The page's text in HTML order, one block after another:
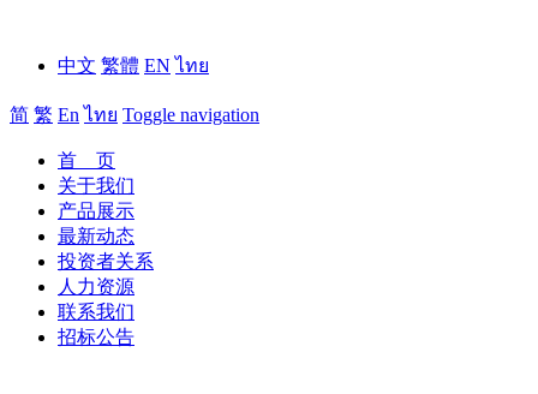
中文 繁體 EN ไทย
简 繁 En ไทย Toggle navigation
首 页
关于我们
产品展示
最新动态
投资者关系
人力资源
联系我们
招标公告